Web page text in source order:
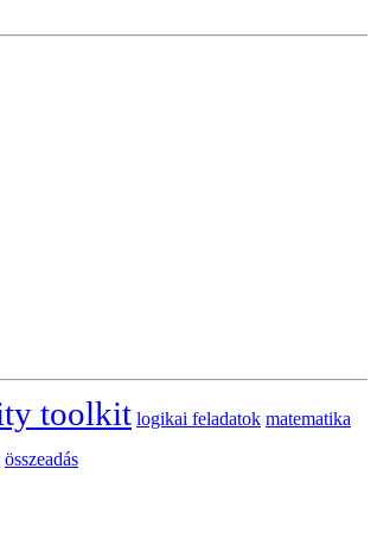
toolkit logikai feladatok matematika
összeadás